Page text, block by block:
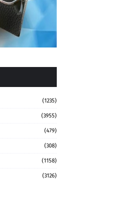
(1235)
(3955)
(479)
(308)
(1158)
(3126)